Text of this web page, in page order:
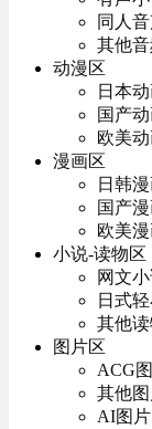
同人
其他
动漫区
日本
国产
欧美
漫画区
日韩
国产
欧美
小说-读物区
网文
日式
其他
图片区
ACG
其他
AI图